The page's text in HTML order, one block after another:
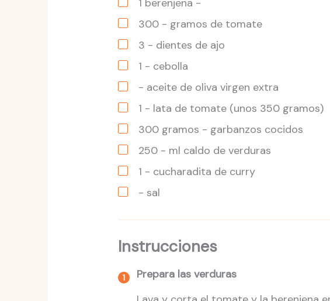
300 - gramos de tomate
3 - dientes de ajo
1 - cebolla
- aceite de oliva virgen extra
1 - lata de tomate (unos 350 gramos)
300 gramos - garbanzos cocidos
250 - ml caldo de verduras
1 - cucharadita de curry
- sal
Instrucciones
Prepara las verduras